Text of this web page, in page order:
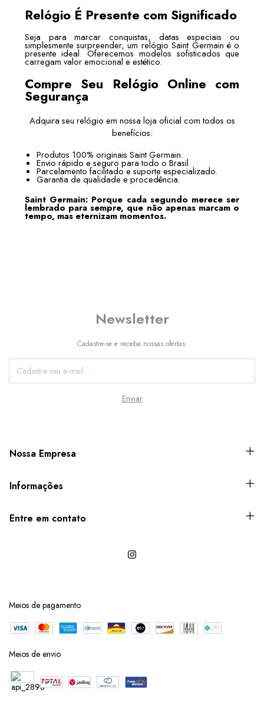
Relógio É Presente com Significado
Seja para marcar conquistas, datas especiais ou
simplesmente surpreender, um relógio Saint Germain é o
presente ideal. Oferecemos modelos sofisticados que
carregam valor emocional e estético.
Compre Seu Relógio Online com
Segurança
Adquira seu relógio em nossa loja oficial com todos os
benefícios:
Produtos 100% originais Saint Germain.
Envio rápido e seguro para todo o Brasil.
Parcelamento facilitado e suporte especializado.
Garantia de qualidade e procedência.
Saint Germain: Porque cada segundo merece ser
lembrado para sempre, que não apenas marcam o
tempo, mas eternizam momentos.
Newsletter
Cadastre-se e receba nossas ofertas.
Nossa Empresa
Informações
Entre em contato
Meios de pagamento
Meios de envio